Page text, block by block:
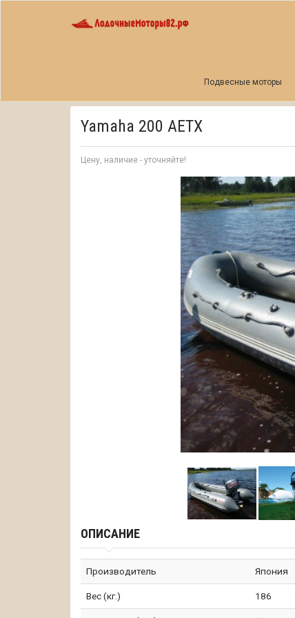
Подвесные моторы
Yamaha 200 AETX
Цену, наличие - уточняйте!
ОПИСАНИЕ
Производитель Япония
Вес (кг.) 186